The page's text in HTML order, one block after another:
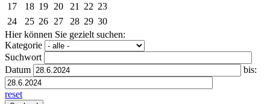
17
18 19 20 21 22 23
24
25 26 27 28 29 30
Hier können Sie gezielt suchen:
Kategorie
Suchwort
Datum
bis:
reset